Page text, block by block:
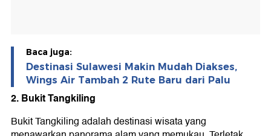
Baca juga:
Destinasi Sulawesi Makin Mudah Diakses,
Wings Air Tambah 2 Rute Baru dari Palu
2. Bukit Tangkiling
Bukit Tangkiling adalah destinasi wisata yang